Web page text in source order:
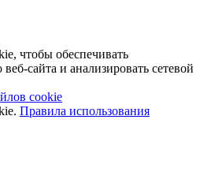
чтобы обеспечивать
сайта и анализировать сетевой
cookie
Правила использования